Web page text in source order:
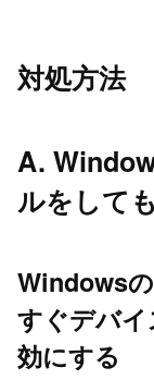
対処方法
A.
ルをして
Windowsの
すぐデバ
効にする